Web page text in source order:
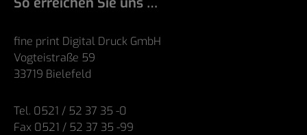
fine print Digital Druck GmbH
Vogteistraße 59
33719 Bielefeld
Tel. 0521 / 52 37 35 -0
Fax 0521 / 52 37 35 -99